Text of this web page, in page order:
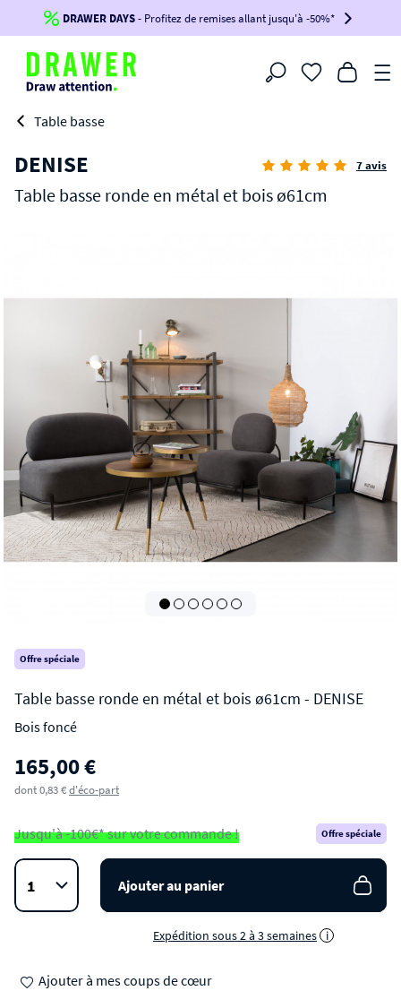
Jusqu'à-100€*sur votre commande !
BIKINI100
-voir conditions en bas de page-
DRAWER DAYS- Profitez de remises allant jusqu'à -50%*
Filtrer
Table basse
DENISE
Table basse ronde en métal et bois ø61cm
7 avis
Offre spéciale
DENISE
Table basse ronde en métal et bois ø61cm
Bois foncé
165,00 €
dont 0,83 €d'éco-part
Jusqu'à -100€* sur votre commande ! Offre spéciale
Ajouter au panier
Expédition sous 2 à 3 semaines i
Ajouter à mes coups de cœur